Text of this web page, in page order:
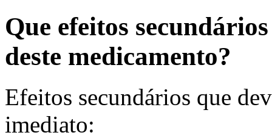
Que efeitos
deste medicamento?
Efeitos secundários que
imediato: